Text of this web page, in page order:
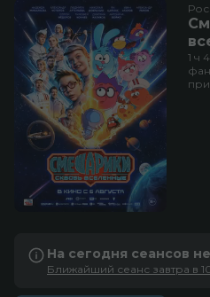
1 ч
На сегодня сеансов
Ближайший сеанс завтра в